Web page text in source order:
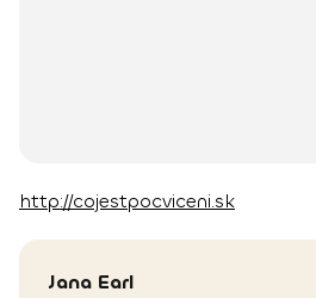
http://cojestpocviceni.sk
Jana Earl